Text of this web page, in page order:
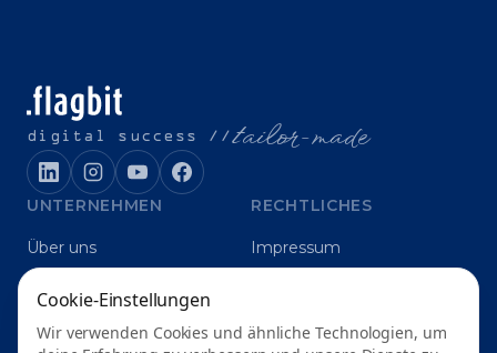
digital success //tailor-made
UNTERNEHMEN
Über uns
RECHTLICHES
Impressum
Cookie-Einstellungen
Wir verwenden Cookies und ähnliche Technologien, um